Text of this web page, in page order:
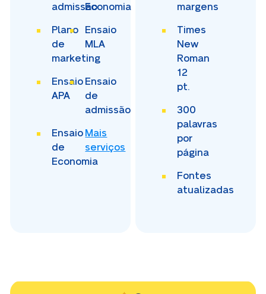
admissãoEconomia
Plano
de
marketing
Ensaio
MLA
Ensaio
APA
Ensaio
de
admissão
Ensaio
de
Economia
Mais
serviços
margens
Times
New
Roman
12
pt.
300
palavras
por
página
Fontes
atualizadas